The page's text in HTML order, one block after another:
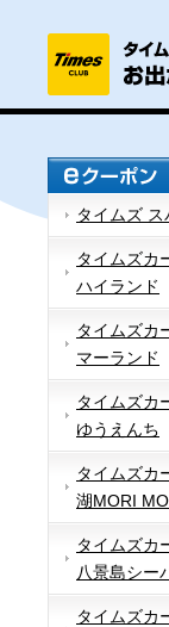
タイムズ ス
タイムズカ
ハイランド
タイムズカ
マーランド
タイムズカ
ゆうえんち
タイムズカ
湖MORI
タイムズカ
八景島シー
タイムズカ